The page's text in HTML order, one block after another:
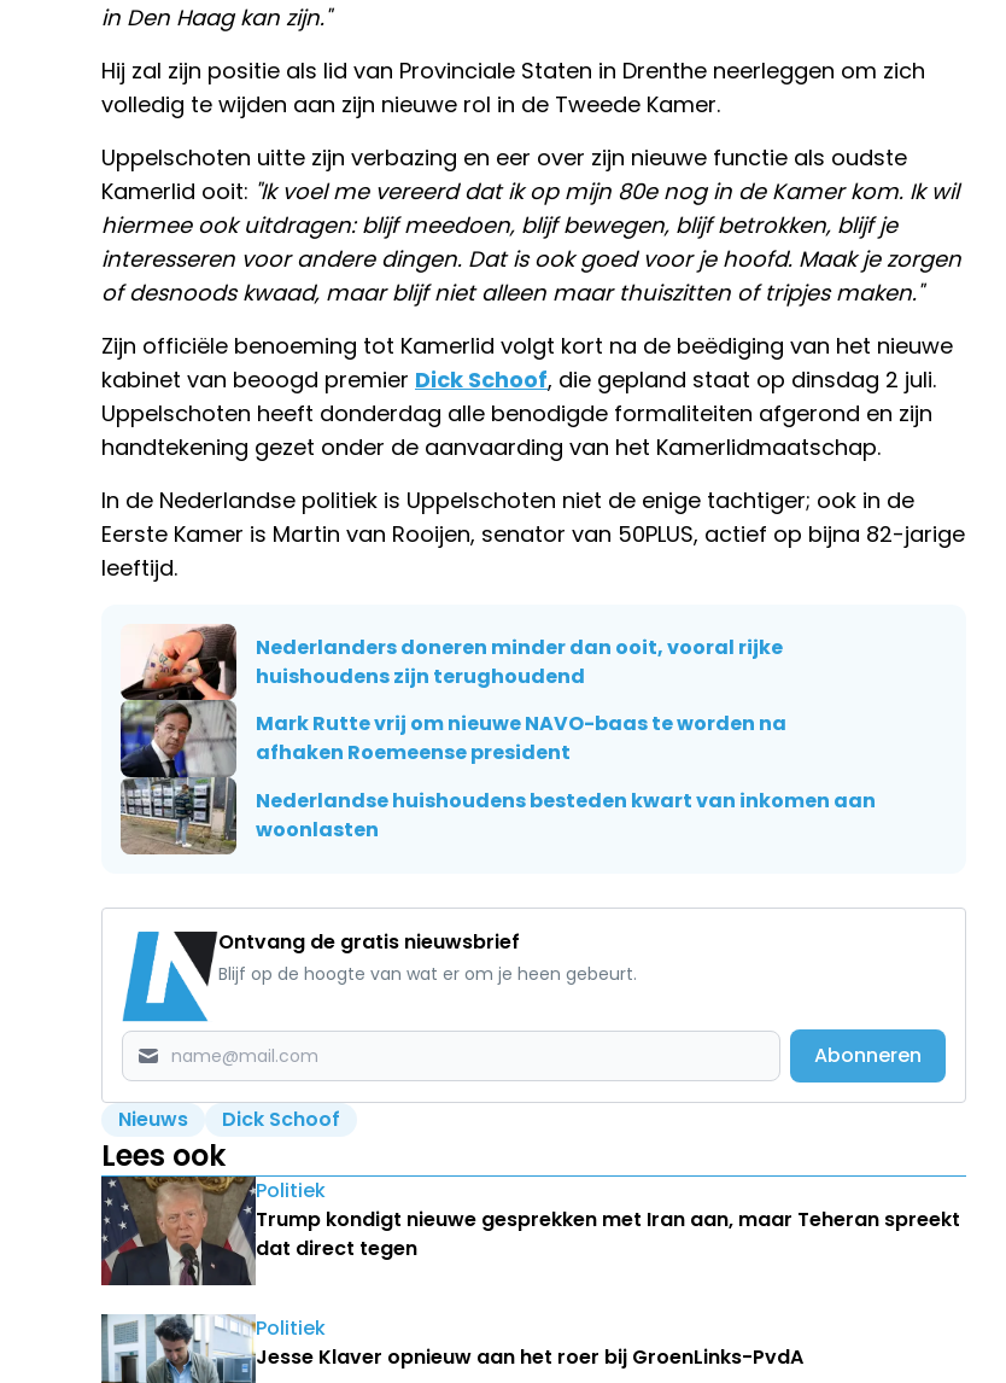
in Den Haag kan zijn."
Hij zal zijn positie als lid van Provinciale Staten in Drenthe neerleggen om zich
volledig te wijden aan zijn nieuwe rol in de Tweede Kamer.
Uppelschoten uitte zijn verbazing en eer over zijn nieuwe functie als oudste
Kamerlid ooit: "Ik voel me vereerd dat ik op mijn 80e nog in de Kamer kom. Ik wil
hiermee ook uitdragen: blijf meedoen, blijf bewegen, blijf betrokken, blijf je
interesseren voor andere dingen. Dat is ook goed voor je hoofd. Maak je zorgen
of desnoods kwaad, maar blijf niet alleen maar thuiszitten of tripjes maken."
Zijn officiële benoeming tot Kamerlid volgt kort na de beëdiging van het nieuwe
kabinet van beoogd premier Dick Schoof, die gepland staat op dinsdag 2 juli.
Uppelschoten heeft donderdag alle benodigde formaliteiten afgerond en zijn
handtekening gezet onder de aanvaarding van het Kamerlidmaatschap.
In de Nederlandse politiek is Uppelschoten niet de enige tachtiger; ook in de
Eerste Kamer is Martin van Rooijen, senator van 50PLUS, actief op bijna 82-jarige
leeftijd.
Nederlanders doneren minder dan ooit, vooral rijke
huishoudens zijn terughoudend
Mark Rutte vrij om nieuwe NAVO-baas te worden na
afhaken Roemeense president
Nederlandse huishoudens besteden kwart van inkomen aan
woonlasten
Ontvang de gratis nieuwsbrief
Blijf op de hoogte van wat er om je heen gebeurt.
Abonneren
Nieuws Dick Schoof
Lees ook
Politiek
Trump kondigt nieuwe gesprekken met Iran aan, maar Teheran spreekt
dat direct tegen
Politiek
Jesse Klaver opnieuw aan het roer bij GroenLinks-PvdA